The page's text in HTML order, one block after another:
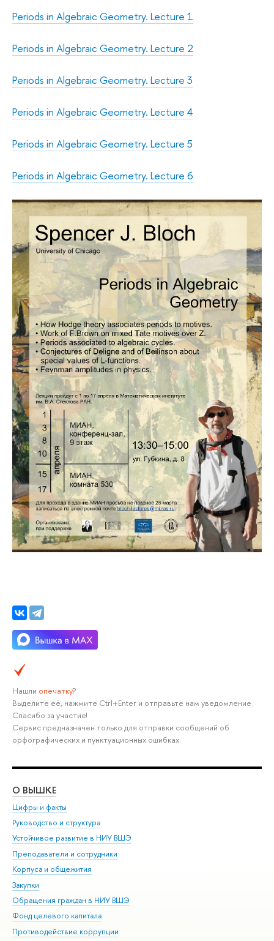
Periods in Algebraic Geometry. Lecture 1
Periods in Algebraic Geometry. Lecture 2
Periods in Algebraic Geometry. Lecture 3
Periods in Algebraic Geometry. Lecture 4
Periods in Algebraic Geometry. Lecture 5
Periods in Algebraic Geometry. Lecture 6
Нашли опечатку?
Выделите её, нажмите Ctrl+Enter и отправьте нам уведомление.
Спасибо за участие!
Сервис предназначен только для отправки сообщений об
орфографических и пунктуационных ошибках.
О ВЫШКЕ
Цифры и факты
Руководство и структура
Устойчивое развитие в НИУ ВШЭ
Преподаватели и сотрудники
Корпуса и общежития
Закупки
Обращения граждан в НИУ ВШЭ
Фонд целевого капитала
Противодействие коррупции